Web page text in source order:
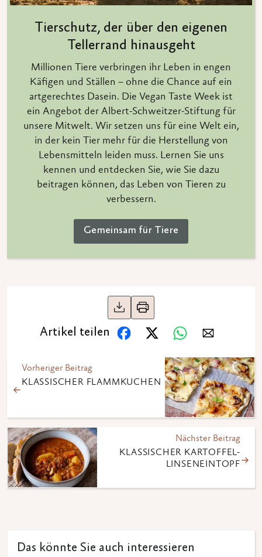
Tierschutz, der über den eigenen
Tellerrand hinausgeht
Millionen Tiere verbringen ihr Leben in engen
Käfigen und Ställen – ohne die Chance auf ein
artgerechtes Dasein. Die Vegan Taste Week ist
ein Angebot der Albert-Schweitzer-Stiftung für
unsere Mitwelt. Wir setzen uns für eine Welt ein,
in der kein Tier mehr für die Herstellung von
Lebensmitteln leiden muss. Lernen Sie uns
kennen und entdecken Sie, wie Sie dazu
beitragen können, das Leben von Tieren zu
verbessern.
Gemeinsam für Tiere
Artikel teilen
Vorheriger Beitrag
KLASSISCHER FLAMMKUCHEN
Nächster Beitrag
KLASSISCHER KARTOFFEL-
LINSENEINTOPF
Das könnte Sie auch interessieren